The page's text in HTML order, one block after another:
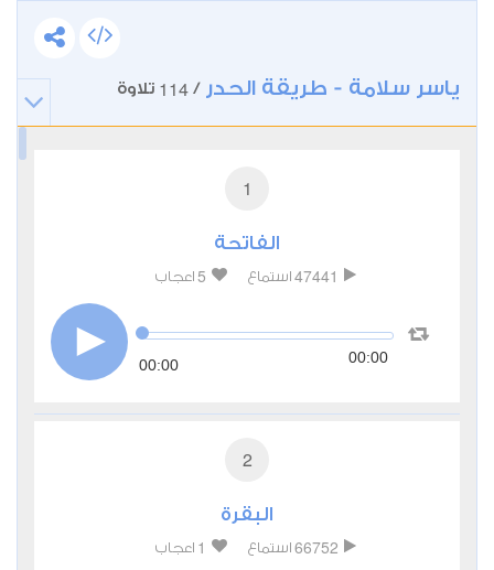
ياسر سلامة - طريقة الحدر /
114 تلاوة
1
الفاتحة
47441 استماع 5 اعجاب
00:00 00:00
2
البقرة
66752 استماع 1 اعجاب